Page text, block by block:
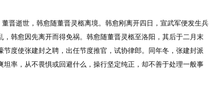
逝世，韩愈随董晋灵柩离境。韩愈刚离开四日，宣武军便发生兵
，韩愈因先离开而得免祸。韩愈随董晋灵柩至洛阳，其后于二月末
节度使张建封之聘，出任节度推官，试协律郎。同年冬，张建封派
坦率，从不畏惧或回避什么，操行坚定纯正，却不善于处理一般事